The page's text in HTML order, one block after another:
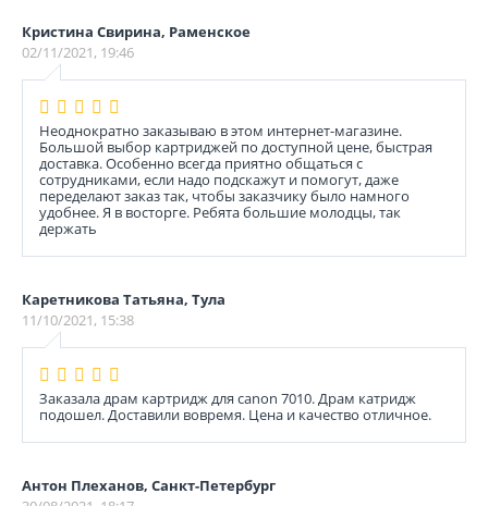
Кристина Свирина, Раменское
02/11/2021, 19:46
Неоднократно заказываю в этом интернет-магазине.
Большой выбор картриджей по доступной цене, быстрая
доставка. Особенно всегда приятно общаться с
сотрудниками, если надо подскажут и помогут, даже
переделают заказ так, чтобы заказчику было намного
удобнее. Я в восторге. Ребята большие молодцы, так
держать
Каретникова Татьяна, Тула
11/10/2021, 15:38
Заказала драм картридж для canon 7010. Драм катридж
подошел. Доставили вовремя. Цена и качество отличное.
Антон Плеханов, Санкт-Петербург